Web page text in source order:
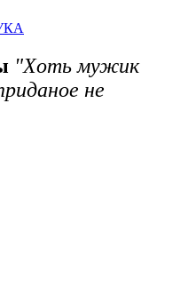
"Хоть мужик
не